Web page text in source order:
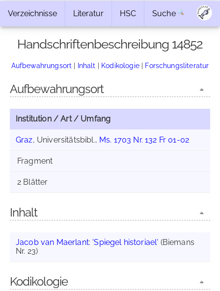
Verzeichnisse Literatur HSC Suche
Handschriftenbeschreibung 14852
Aufbewahrungsort | Inhalt | Kodikologie| Forschungsliteratur
Aufbewahrungsort
Institution / Art / Umfang
Graz, Universitätsbibl., Ms. 1703 Nr. 132 Fr 01-02
Fragment
2 Blätter
Inhalt
Jacob van Maerlant: 'Spiegel historiael' (Biemans
Nr. 23)
Kodikologie